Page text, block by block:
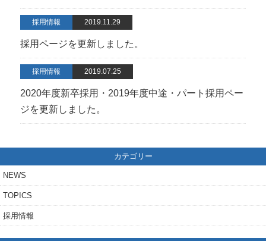
採用情報 2019.11.29
採用ページを更新しました。
採用情報 2019.07.25
2020年度新卒採用・2019年度中途・パート採用ペー
ジを更新しました。
カテゴリー
NEWS
TOPICS
採用情報